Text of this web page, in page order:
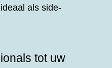
als side-
tot uw